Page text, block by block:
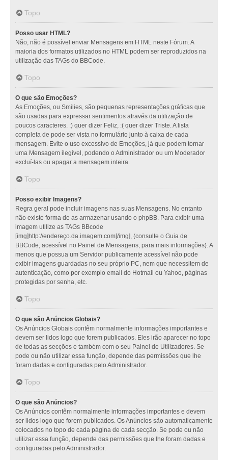
Topo
Posso usar HTML?
Não, não é possível enviar Mensagens em HTML neste Fórum. A
maioria dos formatos utilizados no HTML podem ser reproduzidos na
utilização das TAGs do BBCode.
Topo
O que são Emoções?
As Emoções, ou Smilies, são pequenas representações gráficas que
são usadas para expressar sentimentos através da utilização de
poucos caracteres. :) quer dizer Feliz, :( quer dizer Triste. A lista
completa de pode ser vista no formulário junto à caixa de cada
mensagem. Evite o uso excessivo de Emoções, já que podem tornar
uma Mensagem ilegível, podendo o Administrador ou um Moderador
excluí-las ou apagar a mensagem inteira.
Topo
Posso exibir Imagens?
Regra geral pode incluir imagens nas suas Mensagens. No entanto
não existe forma de as armazenar usando o phpBB. Para exibir uma
imagem utilize as TAGs BBcode
[img]http://endereço.da.imagem.com[/img], (consulte o Guia de
BBCode, acessível no Painel de Mensagens, para mais informações). A
menos que possua um Servidor publicamente acessível não pode
exibir imagens guardadas no seu próprio PC, nem que necessitem de
autenticação, como por exemplo email do Hotmail ou Yahoo, páginas
protegidas por senha, etc.
Topo
O que são Anúncios Globais?
Os Anúncios Globais contêm normalmente informações importantes e
devem ser lidos logo que forem publicados. Eles irão aparecer no topo
de todas as secções e também com o seu Painel de Utilizadores. Se
pode ou não utilizar essa função, depende das permissões que lhe
foram dadas e configuradas pelo Administrador.
Topo
O que são Anúncios?
Os Anúncios contêm normalmente informações importantes e devem
ser lidos logo que forem publicados. Os Anúncios são automaticamente
colocados no topo de cada página de cada secção. Se pode ou não
utilizar essa função, depende das permissões que lhe foram dadas e
configuradas pelo Administrador.